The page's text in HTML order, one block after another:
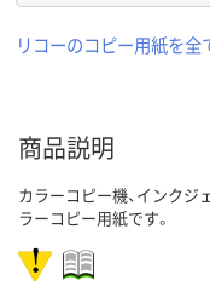
リコーのコピー用紙を全
商品説明
カラーコピー機、インク
ラーコピー用紙です。